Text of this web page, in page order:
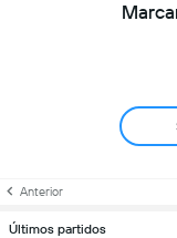
Anterior
Últimos partidos